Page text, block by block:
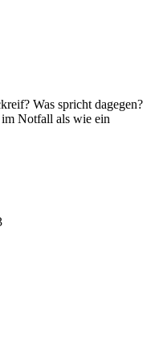
Was spricht dagegen?
Notfall als wie ein